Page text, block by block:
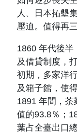
人、日本拓墾
壓迫。值得再三
1860 年代後半
及借貸制度，
初期，多家洋
及箱子館，使
1891 年間，茶
值的93.8％；
葉占全臺出口